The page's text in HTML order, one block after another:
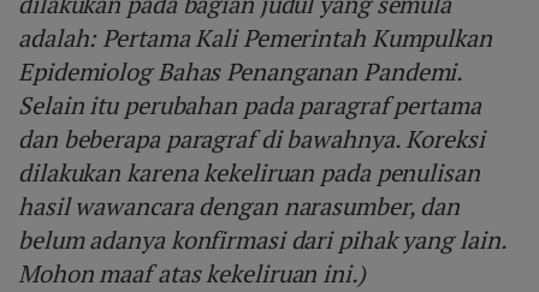
adalah: Pertama Kali Pemerintah Kumpulkan
Epidemiolog Bahas Penanganan Pandemi.
Selain itu perubahan pada paragraf pertama
dan beberapa paragraf di bawahnya. Koreksi
dilakukan karena kekeliruan pada penulisan
hasil wawancara dengan narasumber, dan
belum adanya konfirmasi dari pihak yang lain.
Mohon maaf atas kekeliruan ini.)